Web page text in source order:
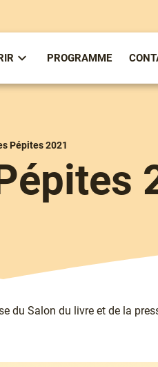
Sous-
À
PROGRAMME
Pépites 2021
du Salon du livre et de la